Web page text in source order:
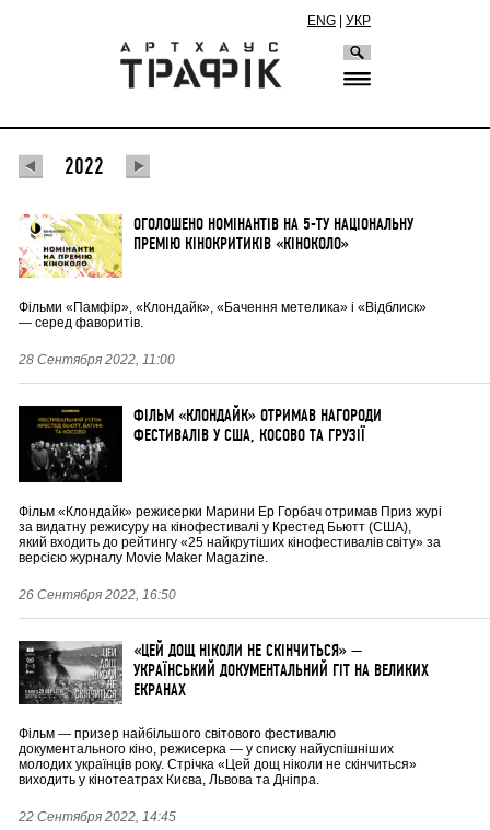
ENG УКР
2022
ОГОЛОШЕНО НОМІНАНТІВ НА 5-ТУ НАЦІОНАЛЬНУ
ПРЕМІЮ КІНОКРИТИКІВ «КІНОКОЛО»
Фільми «Памфір», «Клондайк», «Бачення метелика» і «Відблиск»
— серед фаворитів.
28 Сентября 2022, 11:00
ФІЛЬМ «КЛОНДАЙК» ОТРИМАВ НАГОРОДИ
ФЕСТИВАЛІВ У США, КОСОВО ТА ГРУЗІЇ
Фільм «Клондайк» режисерки Марини Ер Горбач отримав Приз журі
за видатну режисуру на кінофестивалі у Крестед Бьютт (США),
який входить до рейтингу «25 найкрутіших кінофестивалів світу» за
версією журналу Movie Maker Magazine.
26 Сентября 2022, 16:50
«ЦЕЙ ДОЩ НІКОЛИ НЕ СКІНЧИТЬСЯ» —
УКРАЇНСЬКИЙ ДОКУМЕНТАЛЬНИЙ ГІТ НА ВЕЛИКИХ
ЕКРАНАХ
Фільм — призер найбільшого світового фестивалю
документального кіно, режисерка — у списку найуспішніших
молодих українців року. Стрічка «Цей дощ ніколи не скінчиться»
виходить у кінотеатрах Києва, Львова та Дніпра.
22 Сентября 2022, 14:45